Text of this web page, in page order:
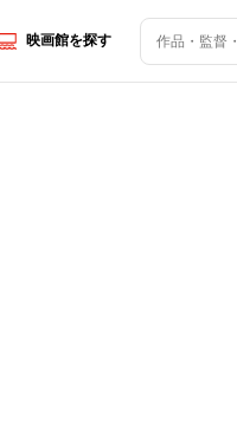
映画館を探す